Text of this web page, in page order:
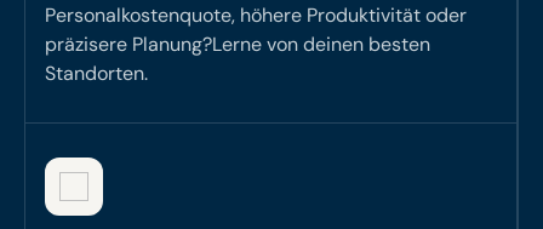
Personalkostenquote, höhere Produktivität oder
präzisere Planung?Lerne von deinen besten
Standorten.